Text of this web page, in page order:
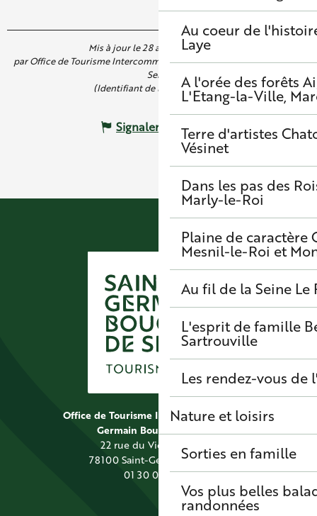
Au coeur de
Laye
A l'orée des forêts
L'Etang-la-Ville,
Terre d'artistes
Vésinet
Dans les pas des
Marly-le-Roi
Plaine de caractère
Mesnil-le-Roi et
Au fil de la Seine Le
L'esprit de famille
Sartrouville
Les rendez-vous de
Nature et loisirs
Sorties en famille
Vos plus belles
randonnées
Mis à jour le 28 avril 2026 à 10:36
par Office de Tourisme Intercommunal de Saint Germain Boucles de
Seine
(Identifiant de l'offre :7681129)
Signaler une erreur
Office de Tourisme Intercommunal Saint
Germain Boucles de Seine
22 rue du Vieil Abreuvoir
78100 Saint-Germain-en-Laye
01 30 09 39 89